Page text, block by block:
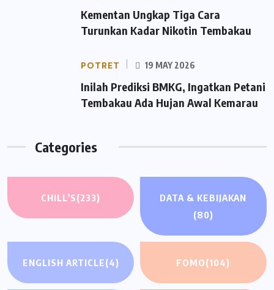
Kementan Ungkap Tiga Cara
Turunkan Kadar Nikotin Tembakau
POTRET 19 MAY 2026
Inilah Prediksi BMKG, Ingatkan Petani
Tembakau Ada Hujan Awal Kemarau
Categories
CHILL'S(233)
DATA & KEBIJAKAN
(80)
ENGLISH ARTICLE(4) FOMO(104)